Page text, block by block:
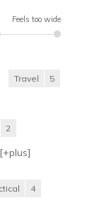
Feels too wide
Travel 5
2
[+plus]
4